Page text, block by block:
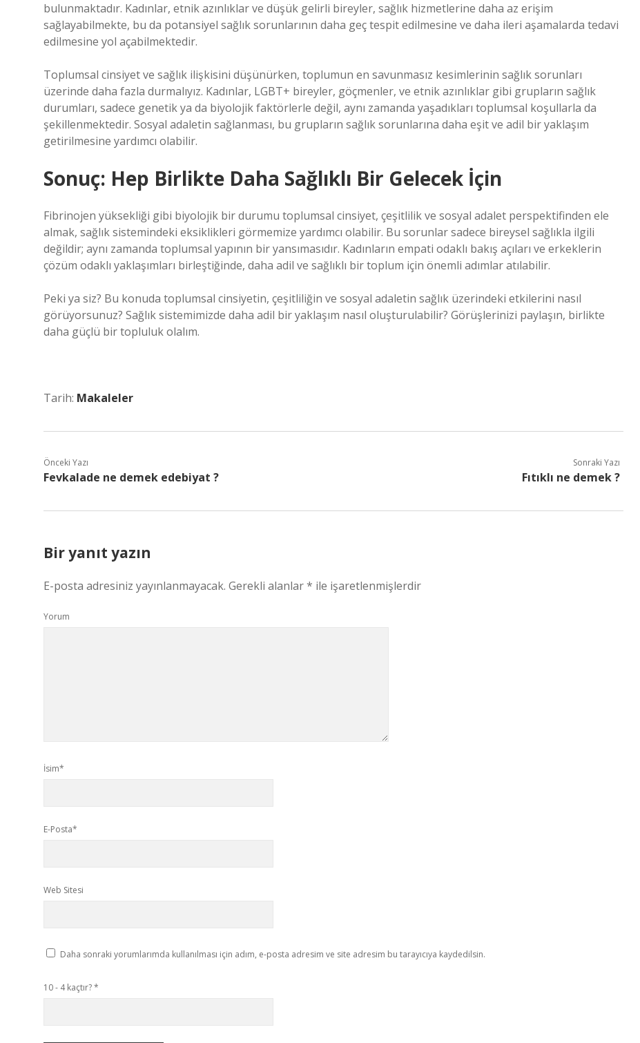
bulunmaktadır. Kadınlar, etnik azınlıklar ve düşük gelirli bireyler, sağlık hizmetlerine daha az erişim
sağlayabilmekte, bu da potansiyel sağlık sorunlarının daha geç tespit edilmesine ve daha ileri aşamalarda tedavi
edilmesine yol açabilmektedir.
Toplumsal cinsiyet ve sağlık ilişkisini düşünürken, toplumun en savunmasız kesimlerinin sağlık sorunları
üzerinde daha fazla durmalıyız. Kadınlar, LGBT+ bireyler, göçmenler, ve etnik azınlıklar gibi grupların sağlık
durumları, sadece genetik ya da biyolojik faktörlerle değil, aynı zamanda yaşadıkları toplumsal koşullarla da
şekillenmektedir. Sosyal adaletin sağlanması, bu grupların sağlık sorunlarına daha eşit ve adil bir yaklaşım
getirilmesine yardımcı olabilir.
Sonuç: Hep Birlikte Daha Sağlıklı Bir Gelecek İçin
Fibrinojen yüksekliği gibi biyolojik bir durumu toplumsal cinsiyet, çeşitlilik ve sosyal adalet perspektifinden ele
almak, sağlık sistemindeki eksiklikleri görmemize yardımcı olabilir. Bu sorunlar sadece bireysel sağlıkla ilgili
değildir; aynı zamanda toplumsal yapının bir yansımasıdır. Kadınların empati odaklı bakış açıları ve erkeklerin
çözüm odaklı yaklaşımları birleştiğinde, daha adil ve sağlıklı bir toplum için önemli adımlar atılabilir.
Peki ya siz? Bu konuda toplumsal cinsiyetin, çeşitliliğin ve sosyal adaletin sağlık üzerindeki etkilerini nasıl
görüyorsunuz? Sağlık sistemimizde daha adil bir yaklaşım nasıl oluşturulabilir? Görüşlerinizi paylaşın, birlikte
daha güçlü bir topluluk olalım.
Tarih: Makaleler
Önceki Yazı
Fevkalade ne demek edebiyat ?
Sonraki Yazı
Fıtıklı ne demek ?
Bir yanıt yazın
E-posta adresiniz yayınlanmayacak. Gerekli alanlar* ile işaretlenmişlerdir
Yorum
İsim*
E-Posta*
Web Sitesi
Daha sonraki yorumlarımda kullanılması için adım, e-posta adresim ve site adresim bu tarayıcıya kaydedilsin.
10 - 4 kaçtır?*